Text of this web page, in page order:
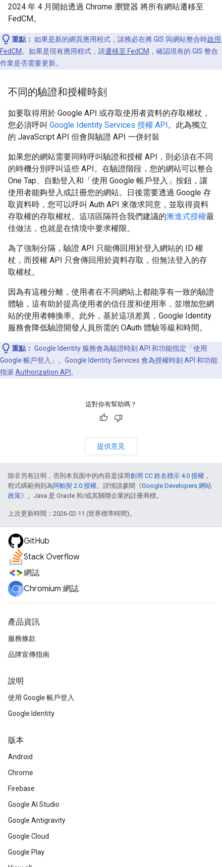
2024 年 4 月開始透過 Chrome 瀏覽器 將所有網站遷移至
FedCM。
重點： 如果是新的網頁應用程式，請務必在將 GIS 與網站整合時啟用
FedCM 。如果是現有應用程式，請遷移至 FedCM ，確認現有的 GIS 整合
作業是否需要更新。
不同的驗證和授權時刻
如要取得用於 Google API 或存取使用者資料的存取權杖，
您必須呼叫 Google Identity Services 授權 API。此為獨立
的 JavaScript API 但會與驗證 API 一併封裝
如果您的網站需要同時呼叫驗證和授權 API，則必須在不同
的時機分別呼叫這些 API。在驗證階段，您的網站可以整合
One Tap、自動登入和「使用 Google 帳戶登入」按鈕，讓
使用者能夠登入或註冊您的網站。日後需要透過 Google 存
取資料時，您可以呼叫 Auth API 來徵求同意，並取得資料
存取權的存取權杖。這項區隔符合我們建議的漸進式授權最
佳做法，也就是在情境中要求權限。
為了強制分隔，驗證 API 只能傳回用於登入網站的 ID 權
杖，而授權 API 只會傳回用於資料存取，但無法登入的存
取權杖。
因為有這種分離，使用者在不同網站上都能享有一致的驗證
體驗，這有助於提高使用者的信任度和使用率，並增加您網
站的使用者轉換率。此外，基於這項差異，Google Identity
服務會降低驗證開發人員所需的 OAuth 體驗等級和時間。
重點： Google Identity 服務會為驗證時刻 API 和功能指定「使用
Google 帳戶登入」。Google Identity Services 會為授權時刻 API 和功能
指派 Authorization API 。
這對你有幫助嗎？
提供意見
除非另有註明，否則本頁面中的內容是採用創用 CC 姓名標示 4.0 授權 ，
程式碼範例則為阿帕契 2.0 授權。詳情請參閱《Google Developers 網站
政策》。Java 是 Oracle 和/或其關聯企業的註冊商標。
上次更新時間：2026-02-11 (世界標準時間)。
GitHub
Stack Overflow
網誌
Chromium 網誌
產品資訊
服務條款
品牌宣傳指南
說明
使用 Google 帳戶登入
Google Identity
版本
Android
Chrome
Firebase
Google AI Studio
Google Antigravity
Google Cloud
Google Play